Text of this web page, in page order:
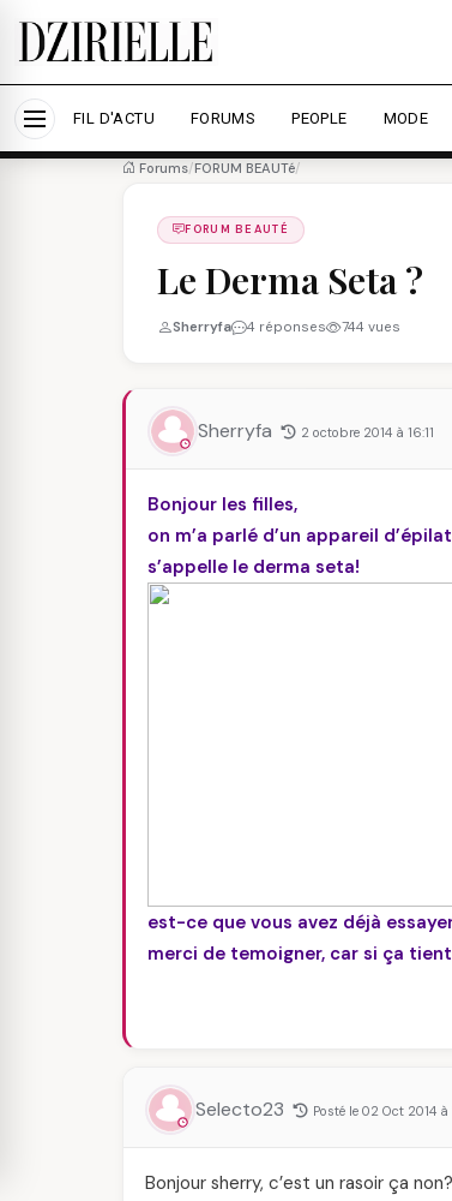
Nous utilisons des cookies pour améliorer
Accepter tout
FIL D'ACTU FORUMS PEOPLE MODE
Forums/FORUM BEAUTé/
FORUM BEAUTÉ
Le Derma Seta ?
Sherryfa 4 réponses 744 vues
Sherryfa 2 octobre 2014 à 16:11
Bonjour les filles,
on m’a parlé d’un appareil
s’appelle le derma seta!
est-ce que vous avez déjà
merci de temoigner, car si ça
Selecto23 Posté le 02 Oct 2014 à
Bonjour sherry, c’est un rasoir ça